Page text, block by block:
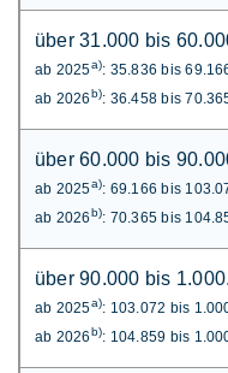
über 31.000 bis
ab 2025a): 35.836 bis
ab 2026b): 36.458 bis
über 60.000 bis
ab 2025a): 69.166 bis
ab 2026b): 70.365 bis
über 90.000 bis
ab 2025a): 103.072 bis
ab 2026b): 104.859 bis